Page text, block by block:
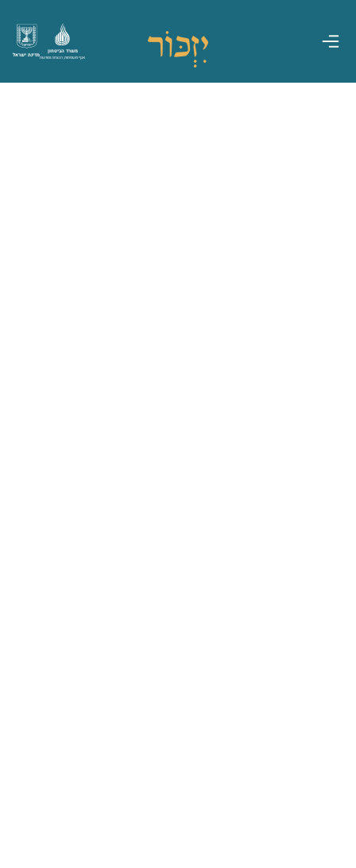
מדינת ישראל
משרד הביטחון
אגף משפחות, הנצחה ומורשת